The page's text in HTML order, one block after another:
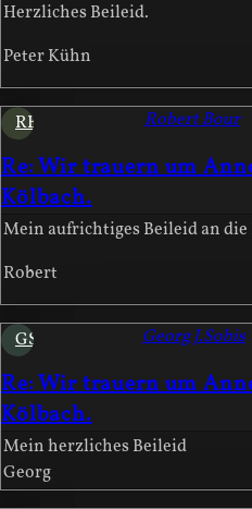
Herzliches Beileid.
Peter Kühn
RB
Re: Wir trauern um
Kölbach.
Robert Bour
Mein aufrichtiges Beileid an
Robert
GS
Re: Wir trauern um
Kölbach.
Georg J.Sobis
Mein herzliches Beileid
Georg